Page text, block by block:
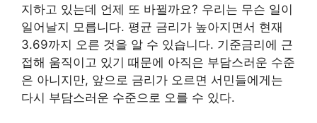
지하고 있는데 언제 또 바뀔까요? 우리는 무슨 일이
일어날지 모릅니다. 평균 금리가 높아지면서 현재
3.69까지 오른 것을 알 수 있습니다. 기준금리에 근
접해 움직이고 있기 때문에 아직은 부담스러운 수준
은 아니지만, 앞으로 금리가 오르면 서민들에게는
다시 부담스러운 수준으로 오를 수 있다.